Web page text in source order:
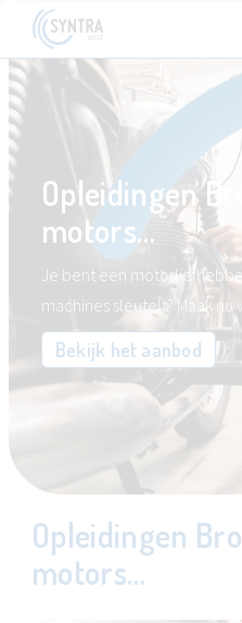
Opleidingen
motors…
Je bent een
machines sleutelt? Maak nu
Bekijk het aanbod
Opleidingen
motors…